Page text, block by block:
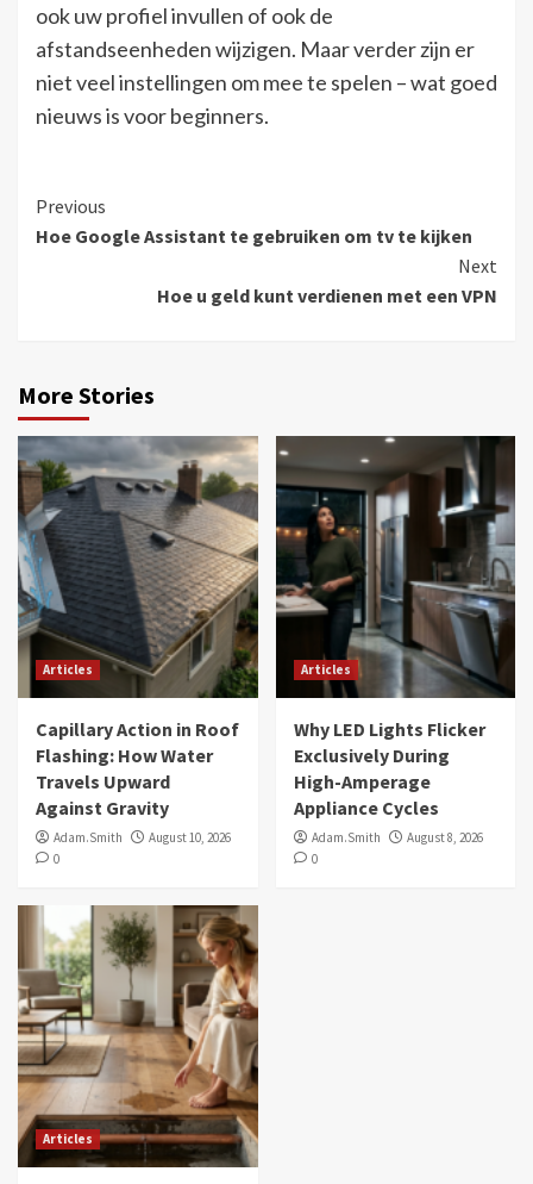
ook uw profiel invullen of ook de
afstandseenheden wijzigen. Maar verder zijn er
niet veel instellingen om mee te spelen – wat goed
nieuws is voor beginners.
Continue
Reading
Previous
Hoe Google Assistant te gebruiken om tv te kijken
Next
Hoe u geld kunt verdienen met een VPN
More Stories
Articles
Capillary Action in Roof
Flashing: How Water
Travels Upward
Against Gravity
Adam.Smith
August 10, 2026
0
Articles
Why LED Lights Flicker
Exclusively During
High-Amperage
Appliance Cycles
Adam.Smith
August 8, 2026
0
Articles